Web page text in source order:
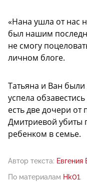
«Нана ушла от нас
был нашим
не смогу
личном блоге.
Татьяна и Ван
успела
есть две дочери
Дмитриевой убиты
ребенком в семье.
Автор текста: Евгения
По материалам Hk01.